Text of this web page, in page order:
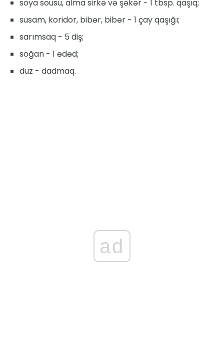
soya sousu, alma sirkə və şəkər - 1 tbsp. qaşıq;
susam, koridor, bibər, bibər - 1 çay qaşığı;
sarımsaq - 5 diş;
soğan - 1 ədəd;
duz - dadmaq.
ad